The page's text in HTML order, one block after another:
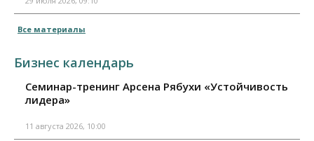
Все материалы
Бизнес календарь
Семинар-тренинг Арсена Рябухи «Устойчивость
лидера»
11 августа 2026, 10:00